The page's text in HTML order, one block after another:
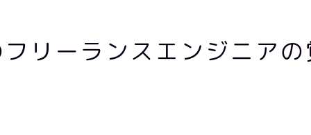
リーランスエンジニア